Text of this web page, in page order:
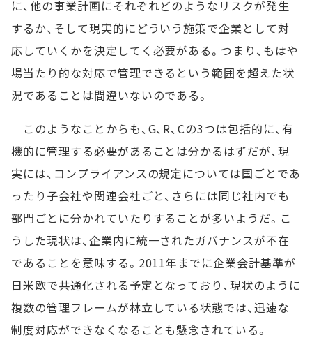
に、他の事業計画にそれぞれどのようなリスクが発生
するか、そして現実的にどういう施策で企業として対
応していくかを決定してく必要がある。つまり、もはや
場当たり的な対応で管理できるという範囲を超えた状
況であることは間違いないのである。
このようなことからも、G、R、Cの3つは包括的に、有
機的に管理する必要があることは分かるはずだが、現
実には、コンプライアンスの規定については国ごとであ
ったり子会社や関連会社ごと、さらには同じ社内でも
部門ごとに分かれていたりすることが多いようだ。こ
うした現状は、企業内に統一されたガバナンスが不在
であることを意味する。2011年までに企業会計基準が
日米欧で共通化される予定となっており、現状のように
複数の管理フレームが林立している状態では、迅速な
制度対応ができなくなることも懸念されている。